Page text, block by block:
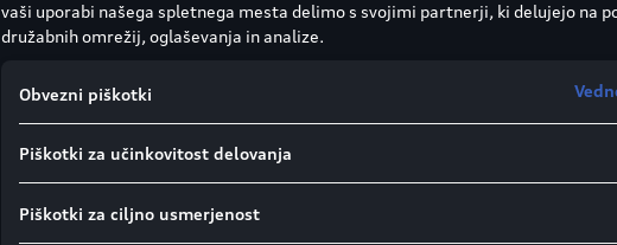
vaši uporabi našega spletnega mesta delimo s svojimi partnerji, ki delujejo na
družabnih omrežij, oglaševanja in analize.
Obvezni piškotki
Piškotki za učinkovitost delovanja
Piškotki za ciljno usmerjenost